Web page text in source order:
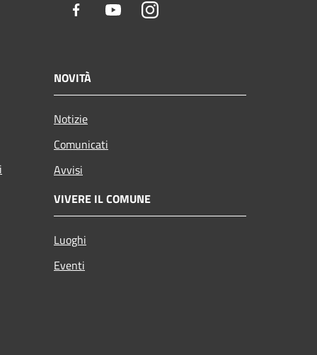
Facebook YoutubeInstagram
NOVITÀ
Notizie
Comunicati
Avvisi
VIVERE IL COMUNE
Luoghi
Eventi